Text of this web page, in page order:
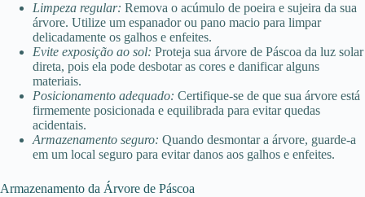
Limpeza regular: Remova o acúmulo de poeira e sujeira da sua
árvore. Utilize um espanador ou pano macio para limpar
delicadamente os galhos e enfeites.
Evite exposição ao sol: Proteja sua árvore de Páscoa da luz solar
direta, pois ela pode desbotar as cores e danificar alguns
materiais.
Posicionamento adequado: Certifique-se de que sua árvore está
firmemente posicionada e equilibrada para evitar quedas
acidentais.
Armazenamento seguro: Quando desmontar a árvore, guarde-a
em um local seguro para evitar danos aos galhos e enfeites.
Armazenamento da Árvore de Páscoa